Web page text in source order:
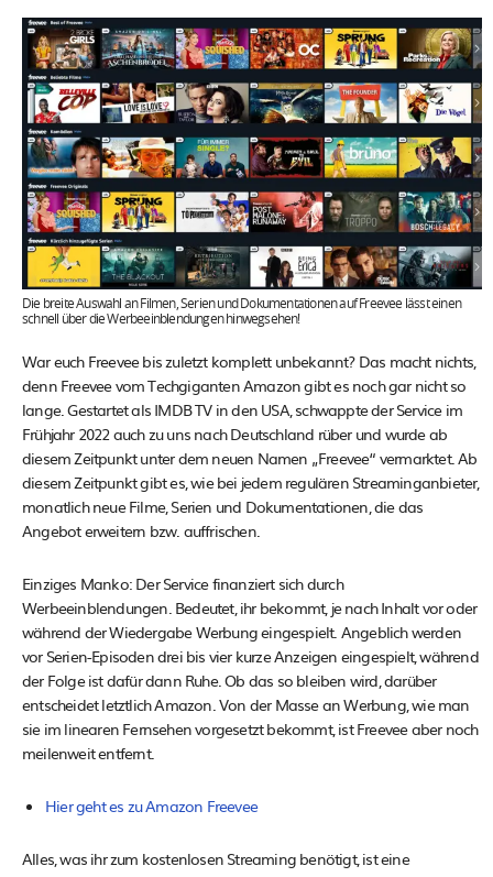
Die breite Auswahl an Filmen, Serien und Dokumentationen auf Freevee lässt einen
schnell über die Werbeeinblendungen hinwegsehen!
War euch Freevee bis zuletzt komplett unbekannt? Das macht nichts,
denn Freevee vom Techgiganten Amazon gibt es noch gar nicht so
lange. Gestartet als IMDB TV in den USA, schwappte der Service im
Frühjahr 2022 auch zu uns nach Deutschland rüber und wurde ab
diesem Zeitpunkt unter dem neuen Namen „Freevee“ vermarktet. Ab
diesem Zeitpunkt gibt es, wie bei jedem regulären Streaminganbieter,
monatlich neue Filme, Serien und Dokumentationen, die das
Angebot erweitern bzw. auffrischen.
Einziges Manko: Der Service finanziert sich durch
Werbeeinblendungen. Bedeutet, ihr bekommt, je nach Inhalt vor oder
während der Wiedergabe Werbung eingespielt. Angeblich werden
vor Serien-Episoden drei bis vier kurze Anzeigen eingespielt, während
der Folge ist dafür dann Ruhe. Ob das so bleiben wird, darüber
entscheidet letztlich Amazon. Von der Masse an Werbung, wie man
sie im linearen Fernsehen vorgesetzt bekommt, ist Freevee aber noch
meilenweit entfernt.
Hier geht es zu Amazon Freevee
Alles, was ihr zum kostenlosen Streaming benötigt, ist eine